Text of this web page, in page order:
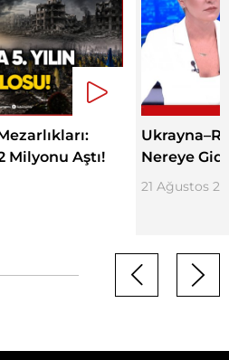
Milyonu Aştı!
Nereye
21 Ağustos